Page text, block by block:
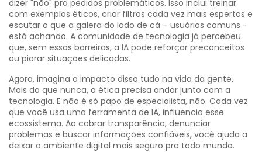
dizer "não" pra pedidos problemáticos. Isso inclui treinar
com exemplos éticos, criar filtros cada vez mais espertos e
escutar o que a galera do lado de cá – usuários comuns –
está achando. A comunidade de tecnologia já percebeu
que, sem essas barreiras, a IA pode reforçar preconceitos
ou piorar situações delicadas.
Agora, imagina o impacto disso tudo na vida da gente.
Mais do que nunca, a ética precisa andar junto com a
tecnologia. E não é só papo de especialista, não. Cada vez
que você usa uma ferramenta de IA, influencia esse
ecossistema. Ao cobrar transparência, denunciar
problemas e buscar informações confiáveis, você ajuda a
deixar o ambiente digital mais seguro pra todo mundo.